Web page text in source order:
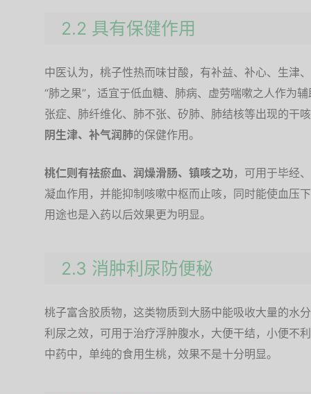
2.2 具有保健作用
中医认为，桃子性热而味甘酸，有补益、补心、生津
“肺之果”，适宜于低血糖、肺病、虚劳喘嗽之人作为
张症、肺纤维化、肺不张、矽肺、肺结核等出现的干
阴生津、补气润肺的保健作用。
桃仁则有祛瘀血、润燥滑肠、镇咳之功 ，可用于毕经
凝血作用，并能抑制咳嗽中枢而止咳，同时能使血压
用途也是入药以后效果更为明显。
2.3 消肿利尿防便秘
桃子富含胶质物，这类物质到大肠中能吸收大量的水
利尿之效，可用于治疗浮肿腹水，大便干结，小便不
中药中，单纯的食用生桃，效果不是十分明显。